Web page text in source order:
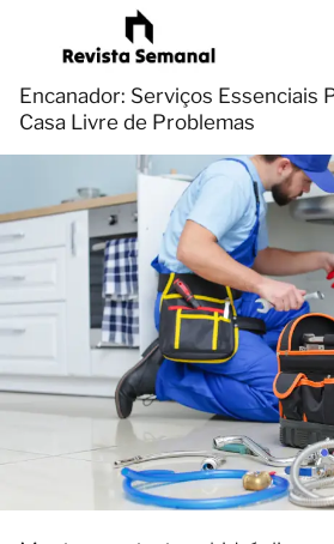
Encanador: Serviços Essenciais
Casa Livre de Problemas